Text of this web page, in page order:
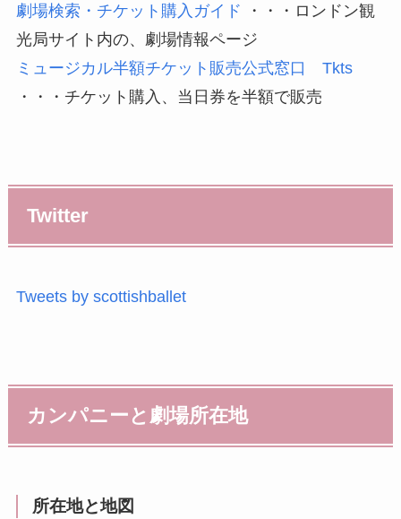
劇場検索・チケット購入ガイド ・・・ロンドン観
光局サイト内の、劇場情報ページ
ミュージカル半額チケット販売公式窓口 Tkts
・・・チケット購入、当日券を半額で販売
Twitter
Tweets by scottishballet
カンパニーと劇場所在地
所在地と地図